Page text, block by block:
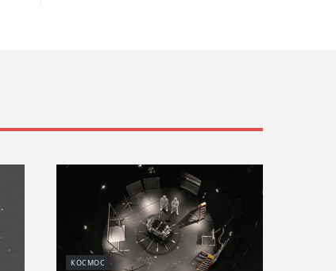
КОСМОС